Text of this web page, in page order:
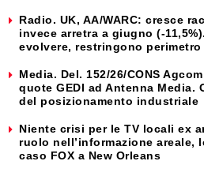
Radio. UK, AA/WARC: cresce
invece arretra a giugno (-
evolvere, restringono perimetro
Media. Del. 152/26/CONS
quote GEDI ad Antenna Media.
del posizionamento industriale
Niente crisi per le TV locali ex
ruolo nell’informazione areale,
caso FOX a New Orleans